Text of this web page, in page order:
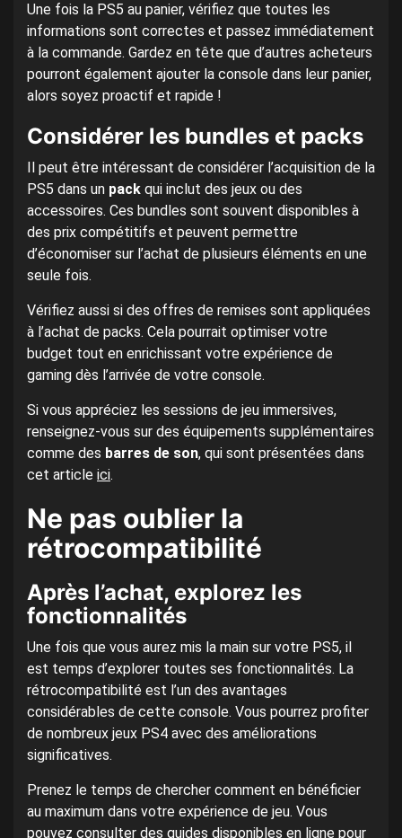
Une fois la PS5 au panier, vérifiez que toutes les
informations sont correctes et passez immédiatement
à la commande. Gardez en tête que d’autres acheteurs
pourront également ajouter la console dans leur panier,
alors soyez proactif et rapide !
Considérer les bundles et packs
Il peut être intéressant de considérer l’acquisition de la
PS5 dans un pack qui inclut des jeux ou des
accessoires. Ces bundles sont souvent disponibles à
des prix compétitifs et peuvent permettre
d’économiser sur l’achat de plusieurs éléments en une
seule fois.
Vérifiez aussi si des offres de remises sont appliquées
à l’achat de packs. Cela pourrait optimiser votre
budget tout en enrichissant votre expérience de
gaming dès l’arrivée de votre console.
Si vous appréciez les sessions de jeu immersives,
renseignez-vous sur des équipements supplémentaires
comme des barres de son, qui sont présentées dans
cet article ici.
Ne pas oublier la
rétrocompatibilité
Après l’achat, explorez les
fonctionnalités
Une fois que vous aurez mis la main sur votre PS5, il
est temps d’explorer toutes ses fonctionnalités. La
rétrocompatibilité est l’un des avantages
considérables de cette console. Vous pourrez profiter
de nombreux jeux PS4 avec des améliorations
significatives.
Prenez le temps de chercher comment en bénéficier
au maximum dans votre expérience de jeu. Vous
pouvez consulter des guides disponibles en ligne pour